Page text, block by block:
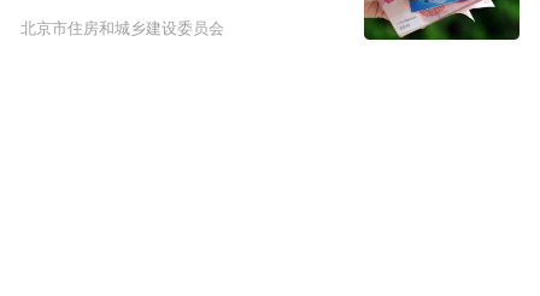
北京市住房和城乡建设委员会